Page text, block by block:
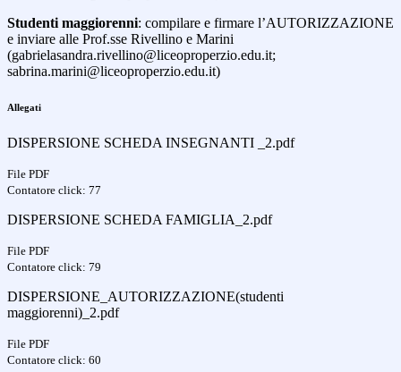
Studenti maggiorenni: compilare e firmare l’AUTORIZZAZIONE
e inviare alle Prof.sse Rivellino e Marini
(gabrielasandra.rivellino@liceoproperzio.edu.it;
sabrina.marini@liceoproperzio.edu.it)
Allegati
DISPERSIONE SCHEDA INSEGNANTI _2.pdf
File PDF
Contatore click: 77
DISPERSIONE SCHEDA FAMIGLIA_2.pdf
File PDF
Contatore click: 79
DISPERSIONE_AUTORIZZAZIONE(studenti
maggiorenni)_2.pdf
File PDF
Contatore click: 60